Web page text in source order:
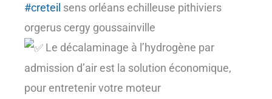
#creteil sens orléans echilleuse pithiviers
orgerus cergy goussainville
Le décalaminage à l’hydrogène par
admission d’air est la solution économique,
pour entretenir votre moteur